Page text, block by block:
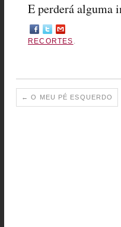
E perderá alguma
RECORTES .
← O MEU PÉ ESQUERDO